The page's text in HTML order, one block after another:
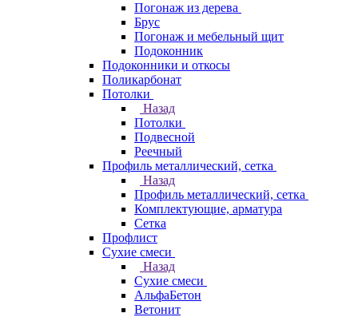
Погонаж из дерева
Брус
Погонаж и мебельный щит
Подоконник
Подоконники и откосы
Поликарбонат
Потолки
Назад
Потолки
Подвесной
Реечный
Профиль металлический, сетка
Назад
Профиль металлический, сетка
Комплектующие, арматура
Сетка
Профлист
Сухие смеси
Назад
Сухие смеси
АльфаБетон
Ветонит